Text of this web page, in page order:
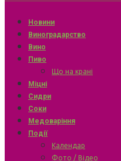
Новини
Виноградарство
Вино
Пиво
Що на крані
Міцні
Сидри
Соки
Медоваріння
Події
Календар
Фото / Відео